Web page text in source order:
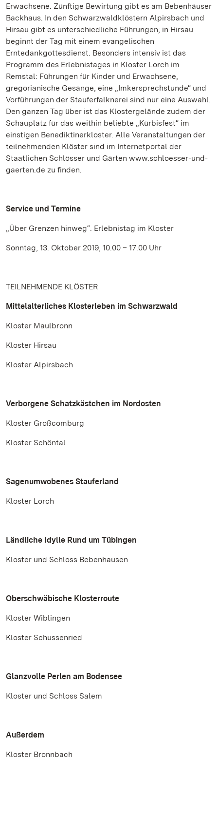
Erwachsene. Zünftige Bewirtung gibt es am Bebenhäuser
Backhaus. In den Schwarzwaldklöstern Alpirsbach und
Hirsau gibt es unterschiedliche Führungen; in Hirsau
beginnt der Tag mit einem evangelischen
Erntedankgottesdienst. Besonders intensiv ist das
Programm des Erlebnistages in Kloster Lorch im
Remstal: Führungen für Kinder und Erwachsene,
gregorianische Gesänge, eine „Imkersprechstunde“ und
Vorführungen der Stauferfalknerei sind nur eine Auswahl.
Den ganzen Tag über ist das Klostergelände zudem der
Schauplatz für das weithin beliebte „Kürbisfest“ im
einstigen Benediktinerkloster. Alle Veranstaltungen der
teilnehmenden Klöster sind im Internetportal der
Staatlichen Schlösser und Gärten www.schloesser-und-
gaerten.de zu finden.
Service und Termine
„Über Grenzen hinweg“. Erlebnistag im Kloster
Sonntag, 13. Oktober 2019, 10.00 – 17.00 Uhr
TEILNEHMENDE KLÖSTER
Mittelalterliches Klosterleben im Schwarzwald
Kloster Maulbronn
Kloster Hirsau
Kloster Alpirsbach
Verborgene Schatzkästchen im Nordosten
Kloster Großcomburg
Kloster Schöntal
Sagenumwobenes Stauferland
Kloster Lorch
Ländliche Idylle Rund um Tübingen
Kloster und Schloss Bebenhausen
Oberschwäbische Klosterroute
Kloster Wiblingen
Kloster Schussenried
Glanzvolle Perlen am Bodensee
Kloster und Schloss Salem
Außerdem
Kloster Bronnbach